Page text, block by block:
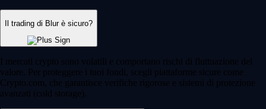
Il trading di Blur è sicuro?
I mercati crypto sono volatili e comportano rischi di fluttuazione del
valore. Per proteggere i tuoi fondi, scegli piattaforme sicure come
Crypto.com, che garantisce verifiche rigorose e sistemi di protezione
avanzati (cold storage).